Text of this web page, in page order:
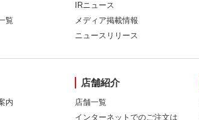
覧
IRニュース
メディア掲載情報
ニュースリリース
内
店舗紹介
店舗一覧
インターネットでのご注文は